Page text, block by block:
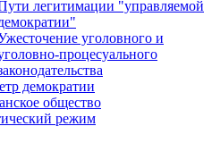
легитимации "управляемой
уголовного и
процесуального
демократии
общество
режим